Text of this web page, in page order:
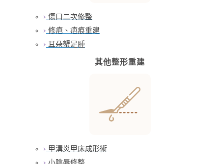
傷口二次修整
修疤、疤痕重建
耳朵蟹足腫
其他整形重建
甲溝炎甲床成形術